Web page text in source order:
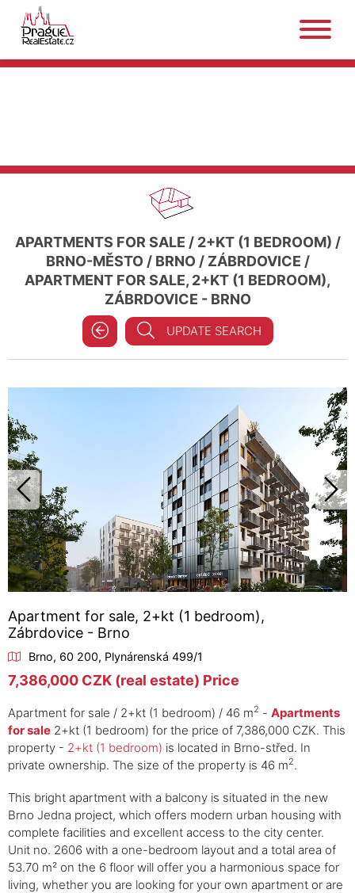
APARTMENTS FOR SALE / 2+KT (1 BEDROOM) /
BRNO-MĚSTO / BRNO / ZÁBRDOVICE /
APARTMENT FOR SALE, 2+KT (1 BEDROOM),
ZÁBRDOVICE - BRNO
UPDATE SEARCH
Apartment for sale, 2+kt (1 bedroom),
Zábrdovice - Brno
Brno, 60 200, Plynárenská 499/1
7,386,000 CZK (real estate) Price
Apartment for sale / 2+kt (1 bedroom) / 46 m2 - Apartments
for sale 2+kt (1 bedroom) for the price of 7,386,000 CZK. This
property - 2+kt (1 bedroom) is located in Brno-střed. In
private ownership. The size of the property is 46 m2.
This bright apartment with a balcony is situated in the new
Brno Jedna project, which offers modern urban housing with
complete facilities and excellent access to the city center.
Unit no. 2606 with a one-bedroom layout and a total area of
53.70 m² on the 6 floor will offer you a harmonious space for
living, whether you are looking for your own apartment or are